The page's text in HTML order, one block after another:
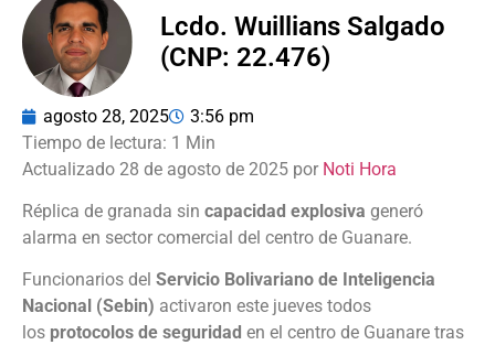
Lcdo. Wuillians Salgado
(CNP: 22.476)
agosto 28, 2025 3:56 pm
Actualizado 28 de agosto de 2025 por Noti Hora
Réplica de granada sin capacidad explosiva generó
alarma en sector comercial del centro de Guanare.
Funcionarios del Servicio Bolivariano de Inteligencia
Nacional (Sebin) activaron este jueves todos
los protocolos de seguridad en el centro de Guanare tras